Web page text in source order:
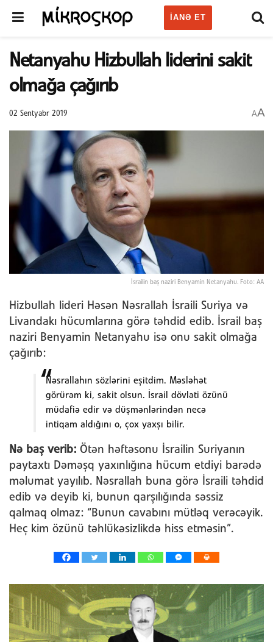
IANƏ ET
Netanyahu Hizbullah liderini sakit
olmağa çağırıb
02 Sentyabr 2019 AA
İsrailin baş naziri Benyamin Netanyahu. Foto: AA
Hizbullah lideri Həsən Nəsrallah İsraili Suriya və
Livandakı hücumlarına görə təhdid edib. İsrail baş
naziri Benyamin Netanyahu isə onu sakit olmağa
çağırıb:
Nəsrallahın sözlərini eşitdim. Məsləhət
görürəm ki, sakit olsun. İsrail dövləti özünü
müdafiə edir və düşmənlərindən necə
intiqam aldığını o, çox yaxşı bilir.
Nə baş verib: Ötən həftəsonu İsrailin Suriyanın
paytaxtı Dəməşq yaxınlığına hücum etdiyi barədə
məlumat yayılıb. Nəsrallah buna görə İsraili təhdid
edib və deyib ki, bunun qarşılığında səssiz
qalmaq olmaz: “Bunun cavabını mütləq verəcəyik.
Heç kim özünü təhlükəsizlikdə hiss etməsin”.